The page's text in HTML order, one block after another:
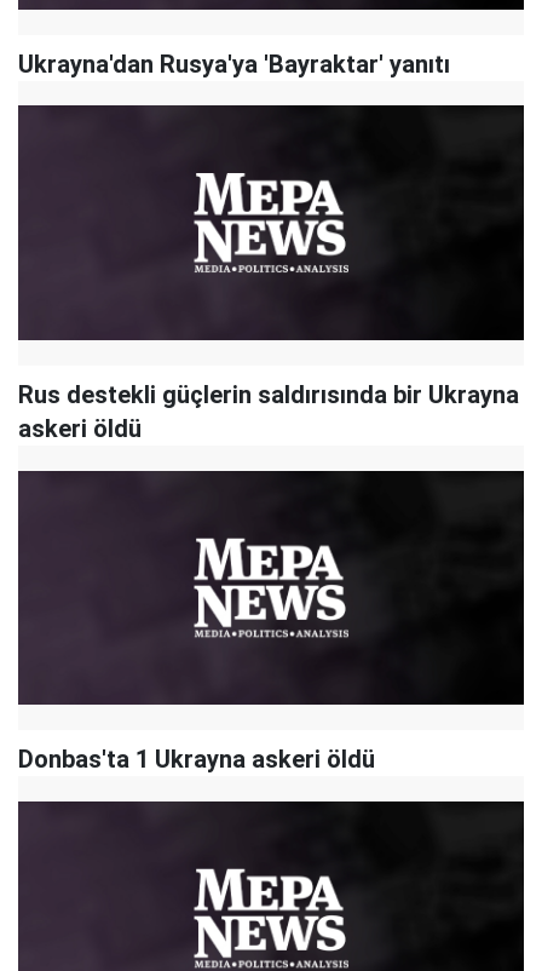
Ukrayna'dan Rusya'ya 'Bayraktar' yanıtı
Rus destekli güçlerin saldırısında bir Ukrayna
askeri öldü
Donbas'ta 1 Ukrayna askeri öldü